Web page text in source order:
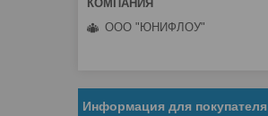
ООО "ЮНИФЛОУ"
Информация для покупателя